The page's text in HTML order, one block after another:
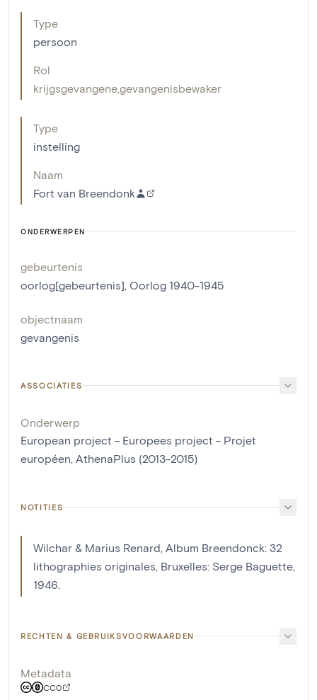
Type
persoon
Rol
krijgsgevangenegevangenisbewaker
Type
instelling
Naam
Fort van Breendonk
ONDERWERPEN
gebeurtenis
oorlog[gebeurtenis], Oorlog 1940-1945
objectnaam
gevangenis
ASSOCIATIES
Onderwerp
European project - Europees project - Projet
européen, AthenaPlus (2013-2015)
NOTITIES
Wilchar & Marius Renard, Album Breendonck: 32
lithographies originales, Bruxelles: Serge Baguette,
1946.
RECHTEN & GEBRUIKSVOORWAARDEN
Metadata
CC0